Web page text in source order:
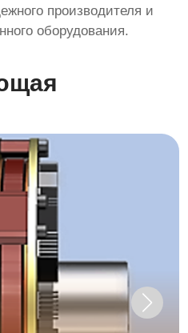
производителя и
оборудования.